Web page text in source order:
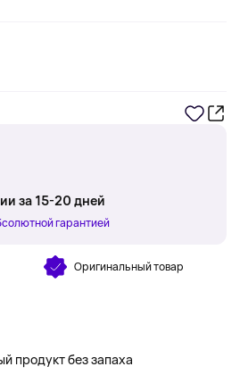
за 15-20 дней
гарантией
Оригинальный товар
продукт без запаха